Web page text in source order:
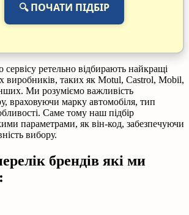
🔍 ПОЧАТИ ПІДБІР
сервісу ретельно відбирають найкращі
виробників, таких як Motul, Castrol, Mobil,
Ми розуміємо важливість
враховуючи марку автомобіля, тип
Саме тому наш підбір
параметрами, як він-код, забезпечуючи
вибору.
брендів які ми